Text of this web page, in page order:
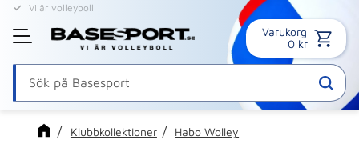
Meny
Vi är volleyboll
Online sedan 1995
Varukorg
0 kr
Klubbkollektioner Habo Wolley